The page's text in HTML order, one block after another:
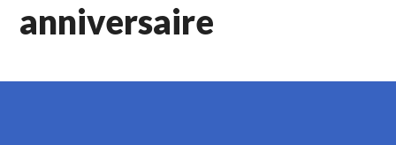
anniversaire